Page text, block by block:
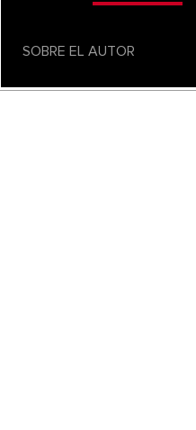
SOBRE EL AUTOR